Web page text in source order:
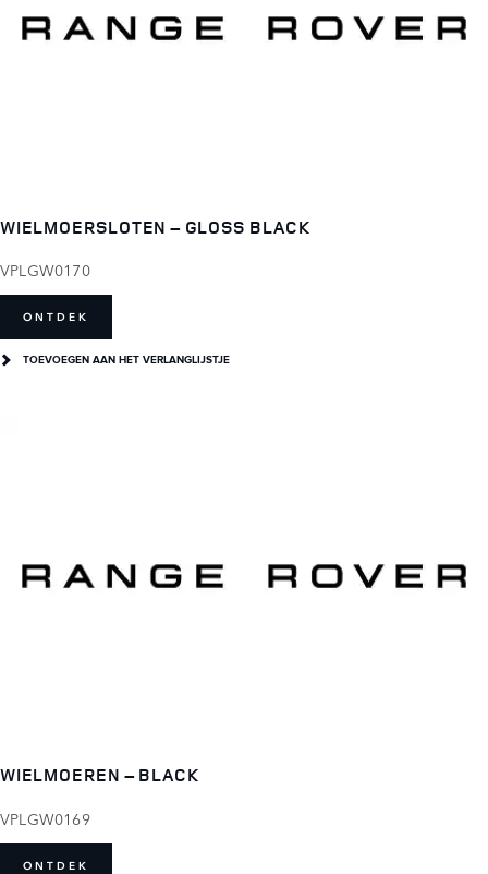
WIELMOERSLOTEN – GLOSS BLACK
VPLGW0170
ONTDEK
TOEVOEGEN AAN HET VERLANGLIJSTJE
WIELMOEREN – BLACK
VPLGW0169
ONTDEK